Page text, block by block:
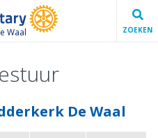
Waal ZOEKEN
De Waal